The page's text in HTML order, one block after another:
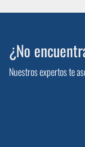
¿No
Nuestros expertos te